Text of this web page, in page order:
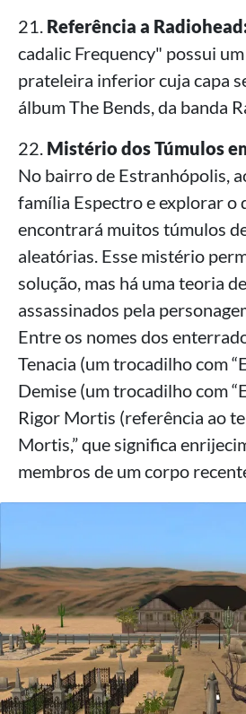
21. Referência a
cadalic Frequency" possui
prateleira inferior cuja capa
álbum The Bends, da banda
22. Mistério dos Túmulos
No bairro de Estranhópolis,
família Espectro e explorar o
encontrará muitos túmulos
aleatórias. Esse mistério
solução, mas há uma teoria
assassinados pela
Entre os nomes dos
Tenacia (um trocadilho com
Demise (um trocadilho com
Rigor Mortis (referência ao
Mortis,” que significa
membros de um corpo